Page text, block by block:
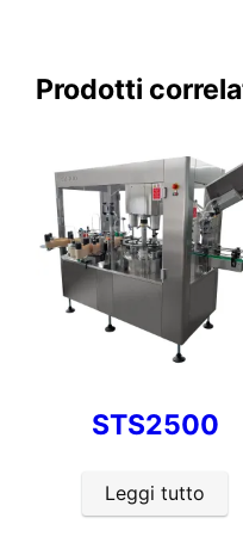
Prodotti
STS2500
Leggi tutto